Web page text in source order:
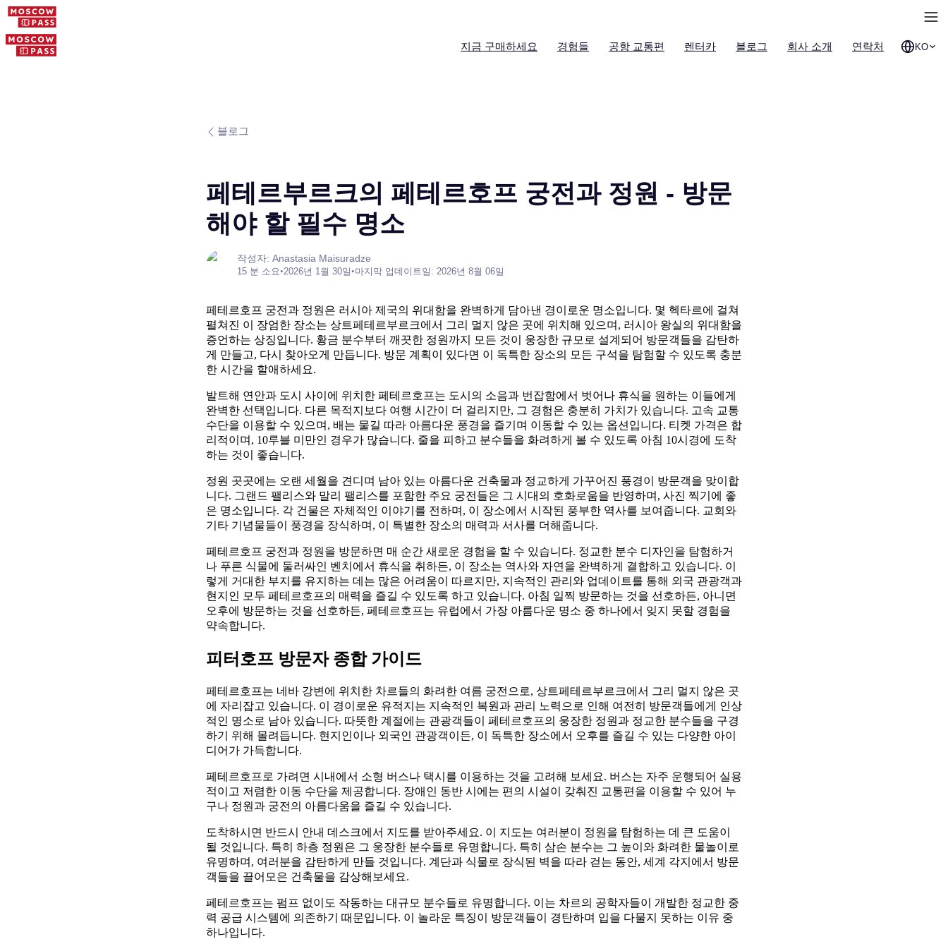
지금 구매하세요 경험들 공항 교통편 렌터카 블로그 회사 소개 연락처 KO
블로그
페테르부르크의 페테르호프 궁전과 정원 - 방문
해야 할 필수 명소
작성자: Anastasia Maisuradze
15 분 소요•2026년 1월 30일•마지막 업데이트일: 2026년 8월 06일
페테르호프 궁전과 정원은 러시아 제국의 위대함을 완벽하게 담아낸 경이로운 명소입니다. 몇 헥타르에 걸쳐
펼쳐진 이 장엄한 장소는 상트페테르부르크에서 그리 멀지 않은 곳에 위치해 있으며, 러시아 왕실의 위대함을
증언하는 상징입니다. 황금 분수부터 깨끗한 정원까지 모든 것이 웅장한 규모로 설계되어 방문객들을 감탄하
게 만들고, 다시 찾아오게 만듭니다. 방문 계획이 있다면 이 독특한 장소의 모든 구석을 탐험할 수 있도록 충분
한 시간을 할애하세요.
발트해 연안과 도시 사이에 위치한 페테르호프는 도시의 소음과 번잡함에서 벗어나 휴식을 원하는 이들에게
완벽한 선택입니다. 다른 목적지보다 여행 시간이 더 걸리지만, 그 경험은 충분히 가치가 있습니다. 고속 교통
수단을 이용할 수 있으며, 배는 물길 따라 아름다운 풍경을 즐기며 이동할 수 있는 옵션입니다. 티켓 가격은 합
리적이며, 10루블 미만인 경우가 많습니다. 줄을 피하고 분수들을 화려하게 볼 수 있도록 아침 10시경에 도착
하는 것이 좋습니다.
정원 곳곳에는 오랜 세월을 견디며 남아 있는 아름다운 건축물과 정교하게 가꾸어진 풍경이 방문객을 맞이합
니다. 그랜드 팰리스와 말리 팰리스를 포함한 주요 궁전들은 그 시대의 호화로움을 반영하며, 사진 찍기에 좋
은 명소입니다. 각 건물은 자체적인 이야기를 전하며, 이 장소에서 시작된 풍부한 역사를 보여줍니다. 교회와
기타 기념물들이 풍경을 장식하며, 이 특별한 장소의 매력과 서사를 더해줍니다.
페테르호프 궁전과 정원을 방문하면 매 순간 새로운 경험을 할 수 있습니다. 정교한 분수 디자인을 탐험하거
나 푸른 식물에 둘러싸인 벤치에서 휴식을 취하든, 이 장소는 역사와 자연을 완벽하게 결합하고 있습니다. 이
렇게 거대한 부지를 유지하는 데는 많은 어려움이 따르지만, 지속적인 관리와 업데이트를 통해 외국 관광객과
현지인 모두 페테르호프의 매력을 즐길 수 있도록 하고 있습니다. 아침 일찍 방문하는 것을 선호하든, 아니면
오후에 방문하는 것을 선호하든, 페테르호프는 유럽에서 가장 아름다운 명소 중 하나에서 잊지 못할 경험을
약속합니다.
피터호프 방문자 종합 가이드
페테르호프는 네바 강변에 위치한 차르들의 화려한 여름 궁전으로, 상트페테르부르크에서 그리 멀지 않은 곳
에 자리잡고 있습니다. 이 경이로운 유적지는 지속적인 복원과 관리 노력으로 인해 여전히 방문객들에게 인상
적인 명소로 남아 있습니다. 따뜻한 계절에는 관광객들이 페테르호프의 웅장한 정원과 정교한 분수들을 구경
하기 위해 몰려듭니다. 현지인이나 외국인 관광객이든, 이 독특한 장소에서 오후를 즐길 수 있는 다양한 아이
디어가 가득합니다.
페테르호프로 가려면 시내에서 소형 버스나 택시를 이용하는 것을 고려해 보세요. 버스는 자주 운행되어 실용
적이고 저렴한 이동 수단을 제공합니다. 장애인 동반 시에는 편의 시설이 갖춰진 교통편을 이용할 수 있어 누
구나 정원과 궁전의 아름다움을 즐길 수 있습니다.
도착하시면 반드시 안내 데스크에서 지도를 받아주세요. 이 지도는 여러분이 정원을 탐험하는 데 큰 도움이
될 것입니다. 특히 하층 정원은 그 웅장한 분수들로 유명합니다. 특히 삼손 분수는 그 높이와 화려한 물놀이로
유명하며, 여러분을 감탄하게 만들 것입니다. 계단과 식물로 장식된 벽을 따라 걷는 동안, 세계 각지에서 방문
객들을 끌어모은 건축물을 감상해보세요.
페테르호프는 펌프 없이도 작동하는 대규모 분수들로 유명합니다. 이는 차르의 공학자들이 개발한 정교한 중
력 공급 시스템에 의존하기 때문입니다. 이 놀라운 특징이 방문객들이 경탄하며 입을 다물지 못하는 이유 중
하나입니다.